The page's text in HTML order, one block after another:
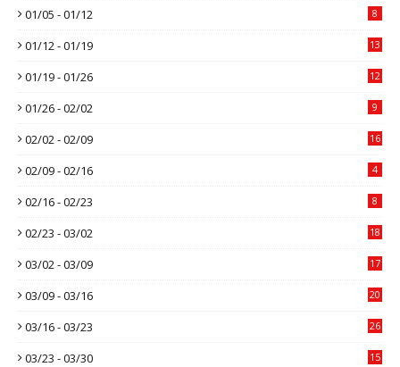
01/05 - 01/12 8
01/12 - 01/19 13
01/19 - 01/26 12
01/26 - 02/02 9
02/02 - 02/09 16
02/09 - 02/16 4
02/16 - 02/23 8
02/23 - 03/02 18
03/02 - 03/09 17
03/09 - 03/16 20
03/16 - 03/23 26
03/23 - 03/30 15